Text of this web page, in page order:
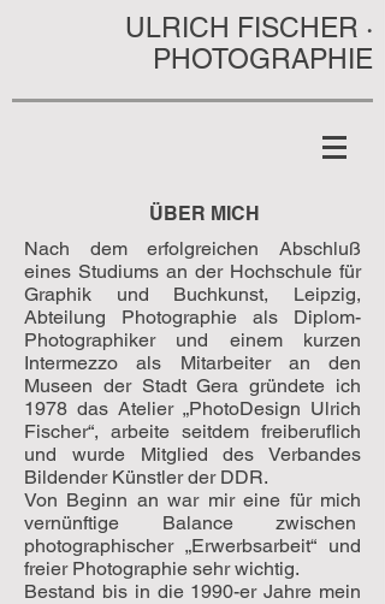
ULRICH FISCHER ·
PHOTOGRAPHIE
ÜBER MICH
Nach dem erfolgreichen Abschluß
eines Studiums an der Hochschule für
Graphik und Buchkunst, Leipzig,
Abteilung Photographie als Diplom-
Photographiker und einem kurzen
Intermezzo als Mitarbeiter an den
Museen der Stadt Gera gründete ich
1978 das Atelier „PhotoDesign Ulrich
Fischer“, arbeite seitdem freiberuflich
und wurde Mitglied des Verbandes
Bildender Künstler der DDR.
Von Beginn an war mir eine für mich
vernünftige Balance zwischen
photographischer „Erwerbsarbeit“ und
freier Photographie sehr wichtig.
Bestand bis in die 1990-er Jahre mein